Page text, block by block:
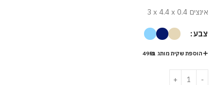
3 x 4.4 x 0.4 אינצים
צבע
הוספת שקית מותג ב-49₪